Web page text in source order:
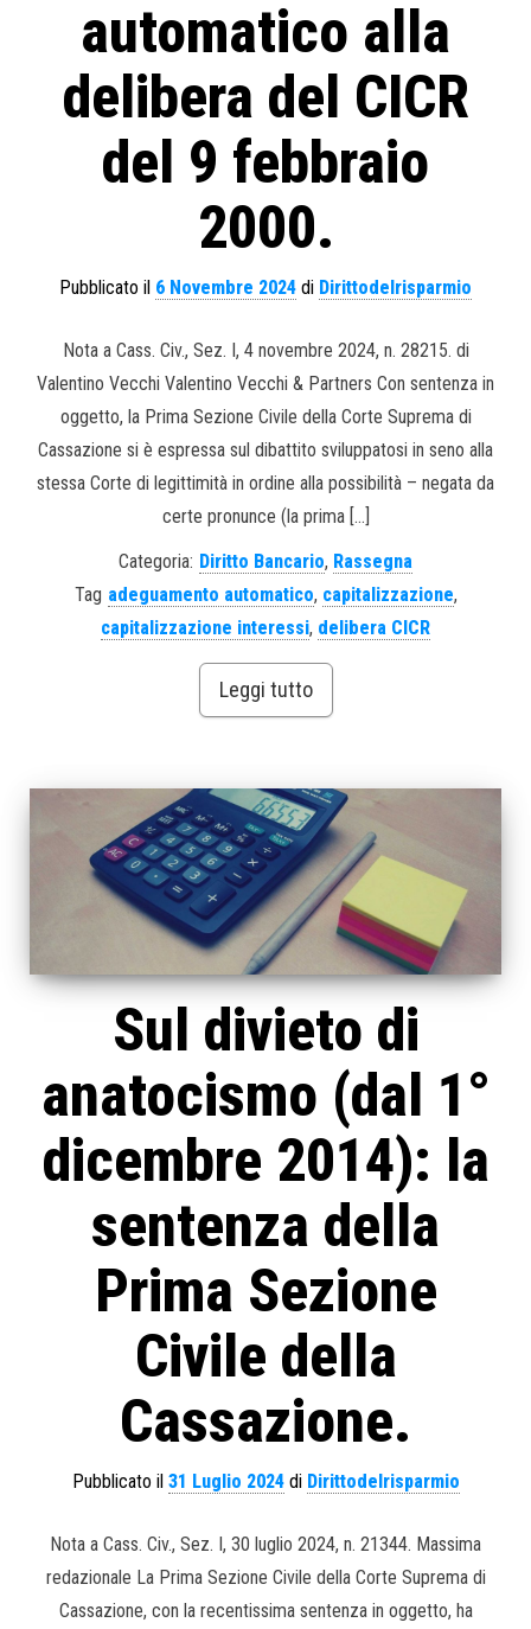
automatico alla
delibera del CICR
del 9 febbraio
2000.
Pubblicato il 6 Novembre 2024 di Dirittodelrisparmio
Nota a Cass. Civ., Sez. I, 4 novembre 2024, n. 28215. di
Valentino Vecchi Valentino Vecchi & Partners Con sentenza in
oggetto, la Prima Sezione Civile della Corte Suprema di
Cassazione si è espressa sul dibattito sviluppatosi in seno alla
stessa Corte di legittimità in ordine alla possibilità – negata da
certe pronunce (la prima […]
Categoria: Diritto Bancario, Rassegna
Tag adeguamento automatico, capitalizzazione,
capitalizzazione interessi, delibera CICR
Leggi tutto
Sul divieto di
anatocismo (dal 1°
dicembre 2014): la
sentenza della
Prima Sezione
Civile della
Cassazione.
Pubblicato il 31 Luglio 2024di Dirittodelrisparmio
Nota a Cass. Civ., Sez. I, 30 luglio 2024, n. 21344. Massima
redazionale La Prima Sezione Civile della Corte Suprema di
Cassazione, con la recentissima sentenza in oggetto, ha